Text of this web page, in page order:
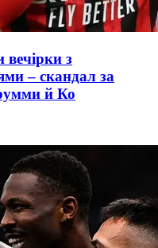
вечірки з
– скандал за
й Ко